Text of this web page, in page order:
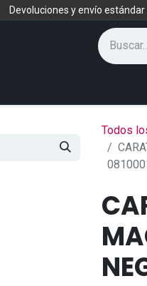
Devoluciones y envío
Todos